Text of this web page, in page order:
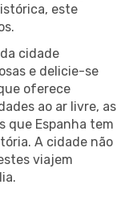
este
cidade
e delicie-se
oferece
ao ar livre, as
que Espanha tem
A cidade não
viajem